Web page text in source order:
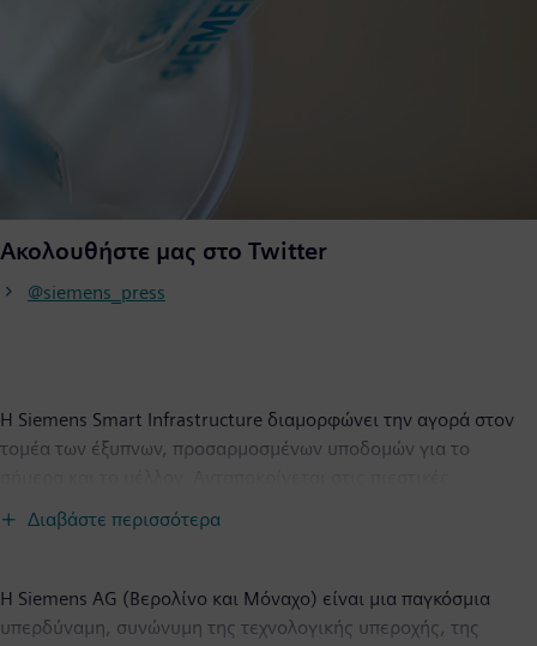
Ακολουθήστε μας στο Twitter
@siemens_press
H Siemens Smart Infrastructure διαμορφώνει την αγορά στον
τομέα των έξυπνων, προσαρμοσμένων υποδομών για το
προκλήσεις της αστικοποίησης και της κλιματικής αλλαγής,
συνδέοντας τα ενεργειακά συστήματα, τα κτήρια και τις
ολοκληρωμένο χαρτοφυλάκιο από μία και μόνη πηγή - με
προϊόντα, συστήματα, λύσεις και υπηρεσίες από την παραγωγή
Διαβάστε περισσότερα
Η Siemens AG (Βερολίνο και Μόναχο) είναι μια παγκόσμια
υπερδύναμη, συνώνυμη της τεχνολογικής υπεροχής, της